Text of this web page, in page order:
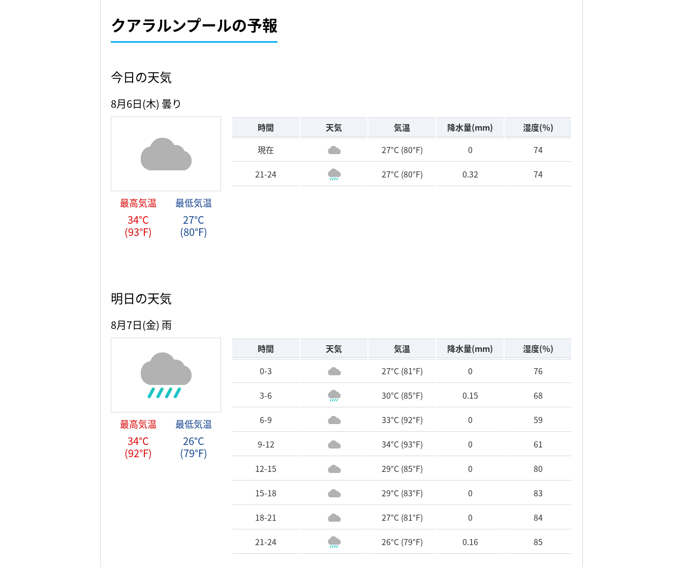
クアラルンプールの予報
今日の天気
8月6日(木) 曇り
最高気温
34°C
(93°F)
最低気温
27°C
(80°F)
時間 天気 気温 降水量(mm) 湿度(％)
現在
27°C (80°F) 0
74
21-24
27°C (80°F) 0.32 74
明日の天気
8月7日(金) 雨
最高気温
34°C
(92°F)
最低気温
26°C
(79°F)
時間 天気 気温 降水量(mm) 湿度(％)
0-3
27°C (81°F) 0
76
3-6
30°C (85°F) 0.15
68
6-9
33°C (92°F) 0
59
9-12
34°C (93°F) 0
61
12-15
29°C (85°F) 0
80
15-18
29°C (83°F) 0
83
18-21
27°C (81°F) 0
84
21-24
26°C (79°F) 0.16 85